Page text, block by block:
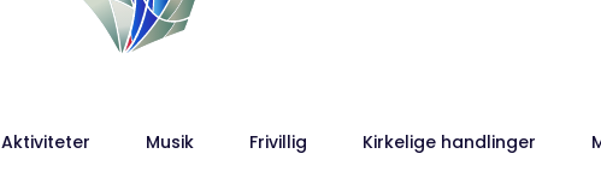
Aktiviteter Musik Frivillig Kirkelige handlinger